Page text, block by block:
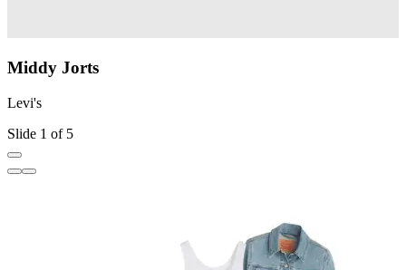
Middy Jorts
Levi's
Slide 1 of 5